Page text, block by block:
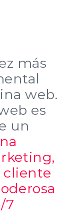
más
web.
es
un
cliente
7